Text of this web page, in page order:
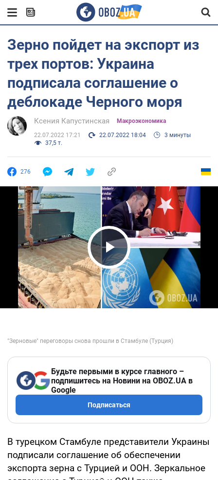
Зерно пойдет на экспорт из
трех портов: Украина
подписала соглашение о
деблокаде Черного моря
Ксения Капустинская Mакроэкономика
22.07.2022 17:21 22.07.2022 18:04
3 минуты
37,5 т.
276
Play Video
Будьте первыми в курсе главного –
подпишитесь на Новини на OBOZ.UA в
Google
Подписаться
В турецком Стамбуле представители Украины
подписали соглашение об обеспечении
экспорта зерна с Турцией и ООН. Зеркальное